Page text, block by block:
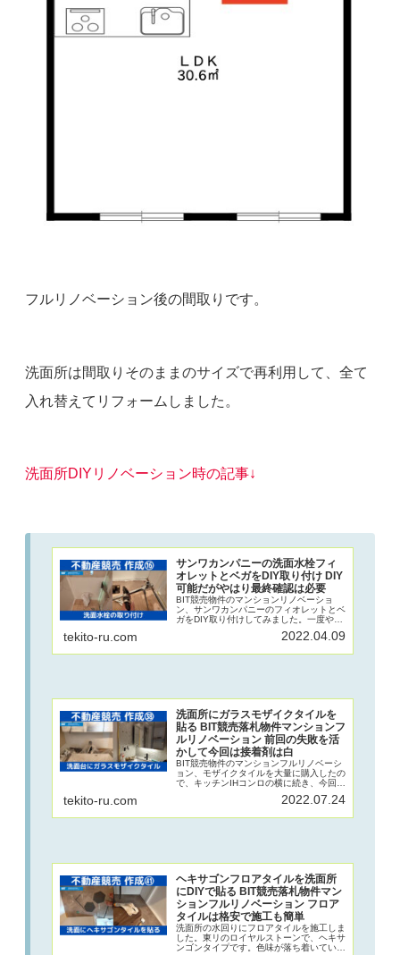
フルリノベーション後の間取りです。
洗面所は間取りそのままのサイズで再利用して、全て
入れ替えてリフォームしました。
洗面所DIYリノベーション時の記事↓
サンワカンパニーの洗面水栓フィ
オレットとベガをDIY取り付け DIY
可能だがやはり最終確認は必要
BIT競売物件のマンションリノベーショ
ン、サンワカンパニーのフィオレットとベ
ガをDIY取り付けしてみました。一度やっ
とがわかり、次から水栓関係はなんでもで
tekito-ru.com 2022.04.09
洗面所にガラスモザイクタイルを
貼る BIT競売落札物件マンションフ
ルリノベーション 前回の失敗を活
かして今回は接着剤は白
BIT競売物件のマンションフルリノベーシ
ョン、モザイクタイルを大量に購入したの
で、キッチンIHコンロの横に続き、今回は
洗面台のまわりにガラスモザイクタイルを
貼りました。前回の失敗を踏まえて今回は
tekito-ru.com 2022.07.24
ヘキサゴンフロアタイルを洗面所
にDIYで貼る BIT競売落札物件マン
ションフルリノベーション フロア
タイルは格安で施工も簡単
洗面所の水回りにフロアタイルを施工しま
した。東リのロイヤルストーンで、ヘキサ
ンゴンタイプです。色味が落ち着いている